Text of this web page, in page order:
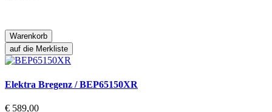
Warenkorb
auf die Merkliste
Elektra Bregenz / BEP65150XR
€ 589,00